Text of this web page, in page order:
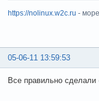
https://nolinux.w2c.ru -
05-06-11 13:59:53
Все правильно сделали